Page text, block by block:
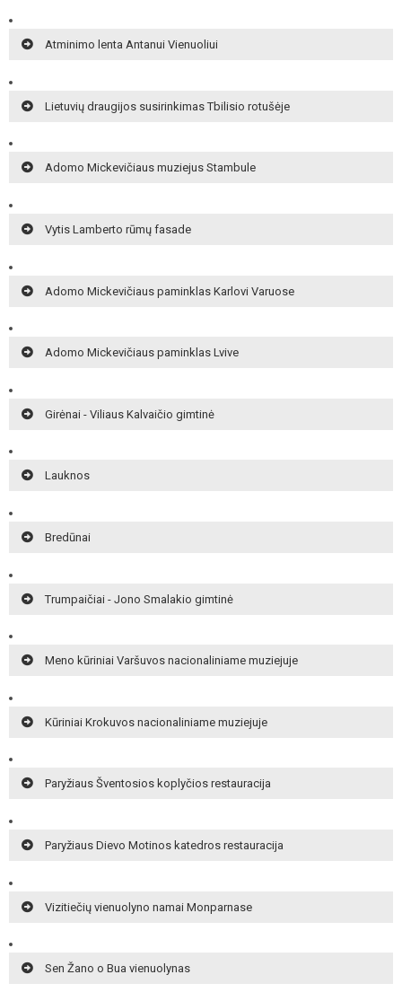
Atminimo lenta Antanui Vienuoliui
Lietuvių draugijos susirinkimas Tbilisio rotušėje
Adomo Mickevičiaus muziejus Stambule
Vytis Lamberto rūmų fasade
Adomo Mickevičiaus paminklas Karlovi Varuose
Adomo Mickevičiaus paminklas Lvive
Girėnai - Viliaus Kalvaičio gimtinė
Lauknos
Bredūnai
Trumpaičiai - Jono Smalakio gimtinė
Meno kūriniai Varšuvos nacionaliniame muziejuje
Kūriniai Krokuvos nacionaliniame muziejuje
Paryžiaus Šventosios koplyčios restauracija
Paryžiaus Dievo Motinos katedros restauracija
Vizitiečių vienuolyno namai Monparnase
Sen Žano o Bua vienuolynas